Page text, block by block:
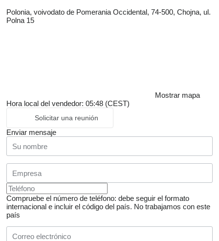
Polonia, voivodato de Pomerania Occidental, 74-500, Chojna, ul.
Polna 15
Mostrar mapa
Hora local del vendedor: 05:48 (CEST)
Solicitar una reunión
Enviar mensaje
Compruebe el número de teléfono: debe seguir el formato
internacional e incluir el código del país. No trabajamos con este
país